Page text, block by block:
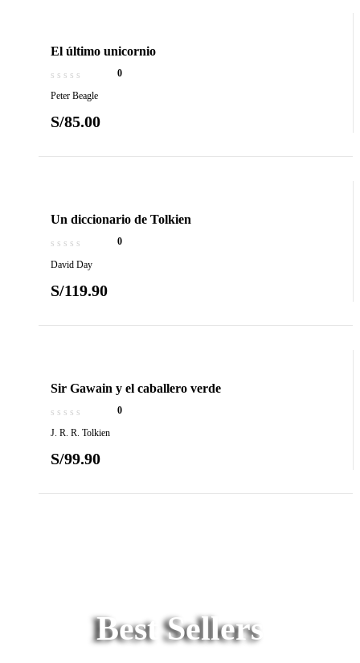
El último unicornio
0
Peter Beagle
S/85.00
Un diccionario de Tolkien
0
David Day
S/119.90
Sir Gawain y el caballero verde
0
J. R. R. Tolkien
S/99.90
Best Sellers